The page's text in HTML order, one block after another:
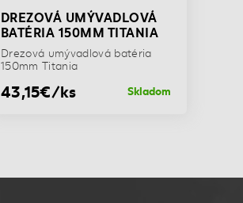
DREZOVÁ UMÝVADLOVÁ
BATÉRIA 150MM TITANIA
Drezová umývadlová batéria
150mm Titania
43,15€/ks Skladom